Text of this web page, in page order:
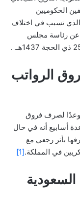
الحكوميين
الذي تسبب في اختلاف
عن رئاسة مجلس
الرواتب
موعدًا لصرف فروق
أسابيع أنه في حال
بأثر رجعي مع
في المملكة.[1]